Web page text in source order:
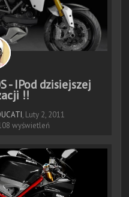
- IPod dzisiejszej
!!
, Luty 2, 2011
wyświetleń